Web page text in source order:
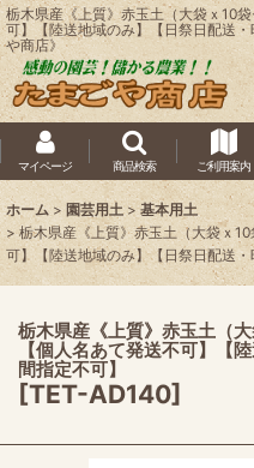
栃木県産《上質》赤玉土（大袋ｘ10
可】【陸送地域のみ】【日祭日配送
や商店》
マイページ 商品検索 ご利用案内
ホーム > 園芸用土 > 基本用土
> 栃木県産《上質》赤玉土（大袋ｘ
可】【陸送地域のみ】【日祭日配送
栃木県産《上質》赤玉土（
【個人名あて発送不可】【
間指定不可】
[TET-AD140]